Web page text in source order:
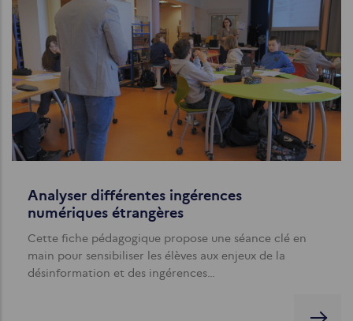
Analyser différentes ingérences
numériques étrangères
Cette fiche pédagogique propose une séance clé en
main pour sensibiliser les élèves aux enjeux de la
désinformation et des ingérences…